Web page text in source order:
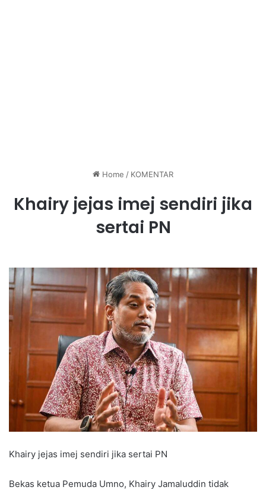
Home / KOMENTAR
Khairy jejas imej sendiri jika
sertai PN
Khairy jejas imej sendiri jika sertai PN
Bekas ketua Pemuda Umno, Khairy Jamaluddin tidak